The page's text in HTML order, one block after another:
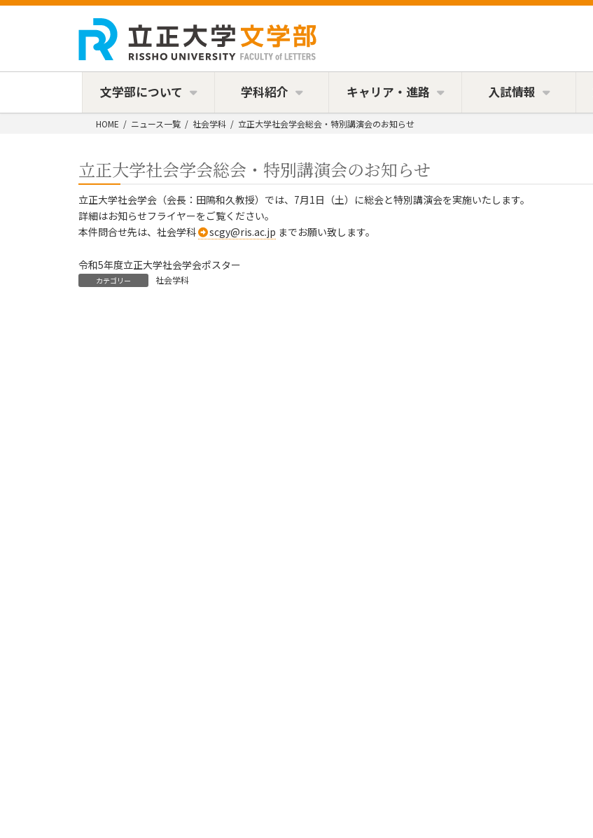
コ
へ
ナ
ョ
文学部について 学科紹介 キャリア・進路 入試情報
HOME ニュース一覧 社会学科 立正大学社会学会総会・特別講演会のお知らせ
立正大学社会学会総会・特別講演会のお知らせ
立正大学社会学会（会長：田隝和久教授）では、7月1日（土）に総会と特別講演会を実施いたします。
詳細はお知らせフライヤーをご覧ください。
本件問合せ先は、社会学科
scgy@ris.ac.jp までお願い致します。
令和5年度立正大学社会学会ポスター
カテゴリー 社会学科